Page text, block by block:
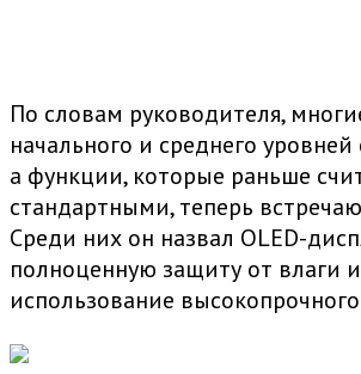
По словам руководителя,
начального и среднего
а функции, которые раньше
стандартными, теперь
Среди них он назвал OLED-
полноценную защиту от влаги и
использование